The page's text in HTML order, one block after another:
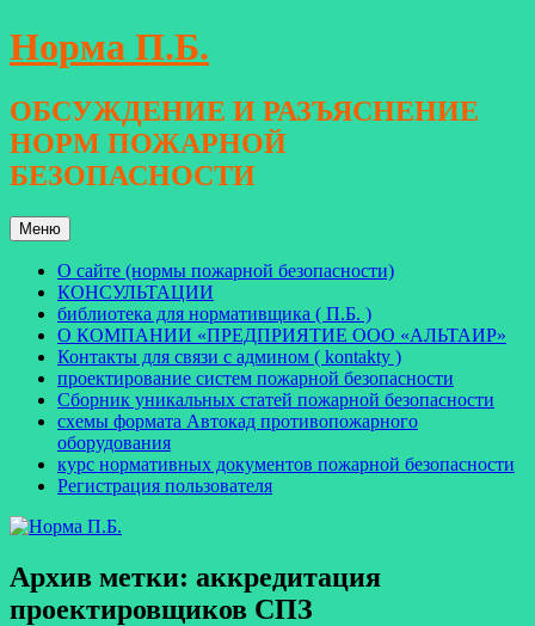
Перейти
к
Норма П.Б.
ОБСУЖДЕНИЕ И РАЗЪЯСНЕНИЕ
НОРМ ПОЖАРНОЙ
БЕЗОПАСНОСТИ
Меню
О сайте (нормы пожарной безопасности)
КОНСУЛЬТАЦИИ
библиотека для нормативщика ( П.Б. )
О КОМПАНИИ «ПРЕДПРИЯТИЕ ООО «АЛЬТАИР»
Контакты для связи с админом ( kontakty )
проектирование систем пожарной безопасности
Сборник уникальных статей пожарной безопасности
схемы формата Автокад противопожарного
оборудования
курс нормативных документов пожарной безопасности
Регистрация пользователя
Архив метки: аккредитация
проектировщиков СПЗ